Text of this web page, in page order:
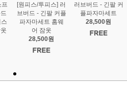
프
[원피스/투피스] 러
브버드 - 긴팔 커플
파자마세트 홈웨
어 잠옷
28,500원
러브버드 - 긴팔 커
플파자마세트
28,500원